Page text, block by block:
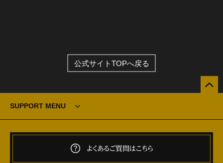
公式サイトTOPへ戻る
SUPPORT MENU
よくあるご質問はこちら